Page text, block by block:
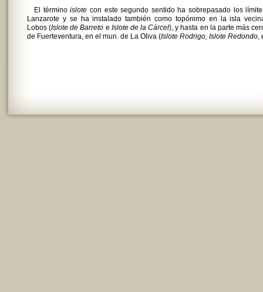
El términoislote con este segundo sentido ha sobrepasado los
Lanzarote y se ha instalado también como topónimo en la isla
Lobos (Islote de Barreto e Islote de la Cárcel), y hasta en la parte más
de Fuerteventura, en el mun. de La Oliva (Islote Rodrigo, Islote Redondo,